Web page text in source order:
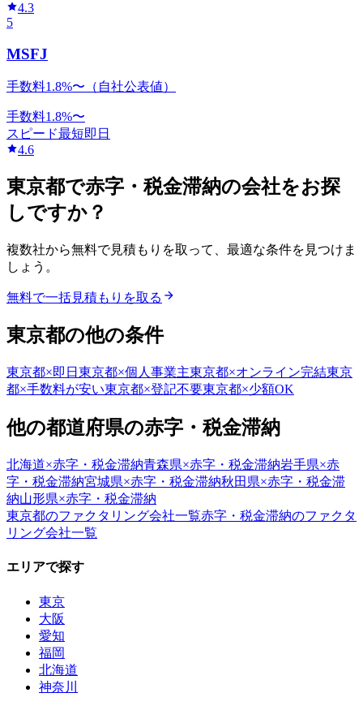
4.3
5
MSFJ
手数料1.8%〜（自社公表値）
手数料1.8%〜
スピード最短即日
4.6
東京都で赤字・税金滞納の会社をお探
しですか？
複数社から無料で見積もりを取って、最適な条件を見つけま
しょう。
無料で一括見積もりを取る
東京都の他の条件
東京都×即日 東京都×個人事業主東京都×オンライン完結東京
都×手数料が安い東京都×登記不要東京都×少額OK
他の都道府県の赤字・税金滞納
北海道×赤字・税金滞納青森県×赤字・税金滞納岩手県×赤
字・税金滞納宮城県×赤字・税金滞納秋田県×赤字・税金滞
納山形県×赤字・税金滞納
東京都のファクタリング会社一覧赤字・税金滞納のファクタ
リング会社一覧
エリアで探す
東京
大阪
愛知
福岡
北海道
神奈川